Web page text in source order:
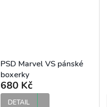
PSD Marvel VS pánské
boxerky
680 Kč
DETAIL